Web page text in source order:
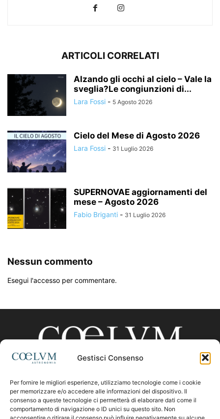
Gestisci Consenso
Per fornire le migliori esperienze, utilizziamo tecnologie come i cookie
per memorizzare e/o accedere alle informazioni del dispositivo. Il
consenso a queste tecnologie ci permetterà di elaborare dati come il
comportamento di navigazione o ID unici su questo sito. Non
ARTICOLI CORRELATI
Alzando gli occhi al cielo – Vale la
sveglia?Le congiunzioni di...
Lara Fossi - 5 Agosto 2026
Cielo del Mese di Agosto 2026
Lara Fossi - 31 Luglio 2026
SUPERNOVAE aggiornamenti del
mese – Agosto 2026
Fabio Briganti - 31 Luglio 2026
Nessun commento
Esegui l'accesso per commentare.
CHI SIAMO